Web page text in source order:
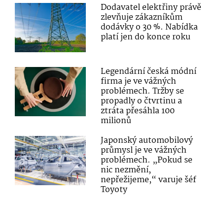
Dodavatel elektřiny právě
zlevňuje zákazníkům
dodávky o 30 %. Nabídka
platí jen do konce roku
Legendární česká módní
firma je ve vážných
problémech. Tržby se
propadly o čtvrtinu a
ztráta přesáhla 100
milionů
Japonský automobilový
průmysl je ve vážných
problémech. „Pokud se
nic nezmění,
nepřežijeme,“ varuje šéf
Toyoty